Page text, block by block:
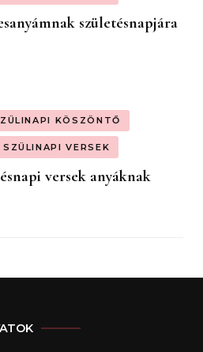
születésnapjára
KÖSZÖNTŐ
VERSEK
versek anyáknak